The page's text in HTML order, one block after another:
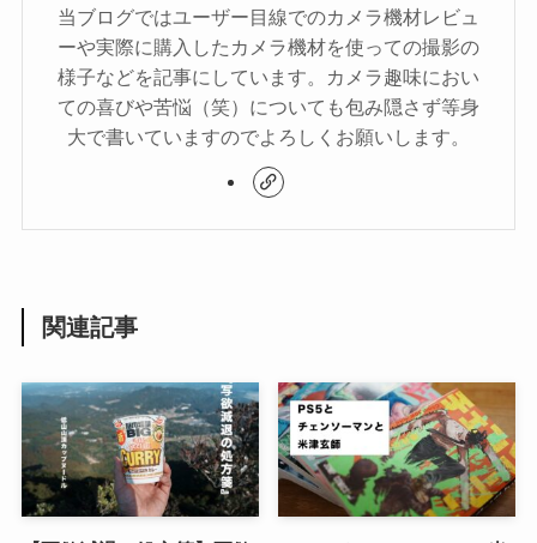
当ブログではユーザー目線でのカメラ機材レビュ
ーや実際に購入したカメラ機材を使っての撮影の
様子などを記事にしています。カメラ趣味におい
ての喜びや苦悩（笑）についても包み隠さず等身
大で書いていますのでよろしくお願いします。
関連記事